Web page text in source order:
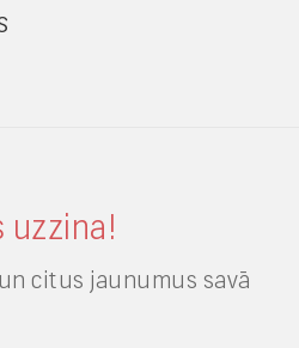
uzzina!
citus jaunumus savā